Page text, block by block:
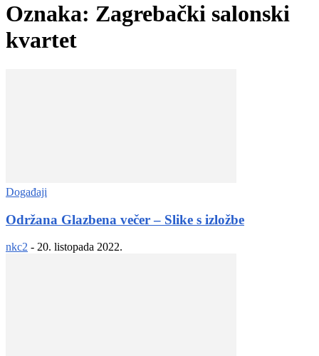
Oznaka: Zagrebački salonski
kvartet
Događaji
Održana Glazbena večer – Slike s izložbe
nkc2 - 20. listopada 2022.